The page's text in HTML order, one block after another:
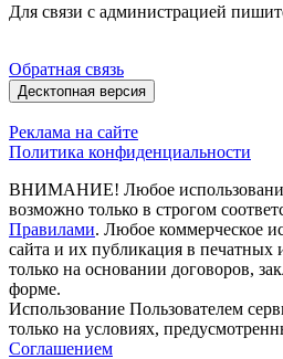
Для связи с администрацией
Обратная связь
Десктопная версия
Реклама на сайте
Политика конфиденциальности
ВНИМАНИЕ! Любое использование
возможно только в строгом
Правилами. Любое коммерческое
сайта и их публикация в печатных
только на основании договоров,
форме.
Использование Пользователем
только на условиях,
Соглашением